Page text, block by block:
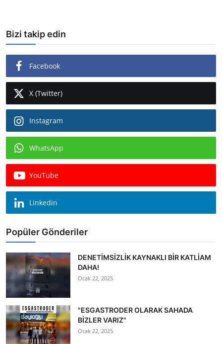
Bizi takip edin
Facebook
X (Twitter)
Instagram
WhatsApp
YouTube
Linkedin
Popüler Gönderiler
DENETİMSİZLİK KAYNAKLI BİR KATLİAM
DAHA!
Ocak 22, 2025
"ESGASTRODER OLARAK SAHADA
BİZLER VARIZ"
Ocak 22, 2025